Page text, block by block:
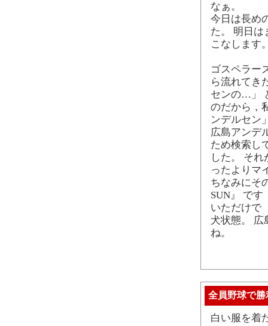
なぁ。
今日は長め
た。 明日は
こなします
ゴスペラー
ら流れてき
センの…」
のだから，
ンデルセン
広島アンデ
ため検索し
した。 それ
ったよりマ
ちなみにそ
SUN』 で
いただけで
犬状態。 広
ね。
全員野球で勝
白い服を着